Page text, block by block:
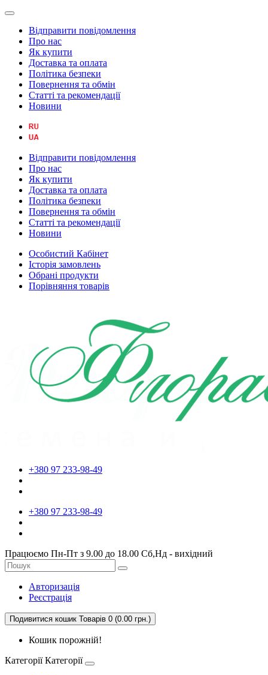
Відправити повідомлення
Про нас
Як купити
Доставка та оплата
Політика безпеки
Повернення та обмін
Статті та рекомендації
Новини
Відправити повідомлення
Про нас
Як купити
Доставка та оплата
Політика безпеки
Повернення та обмін
Статті та рекомендації
Новини
Особистий Кабінет
Історія замовлень
Обрані продукти
Порівняння товарів
+380 97 233-98-49
+380 97 233-98-49
Працюємо Пн-Пт з 9.00 до 18.00 Сб,Нд - вихідний
Авторизація
Реєстрація
Подивитися кошик Товарів 0 (0.00 грн.)
Кошик порожній!
Категорії Категорії